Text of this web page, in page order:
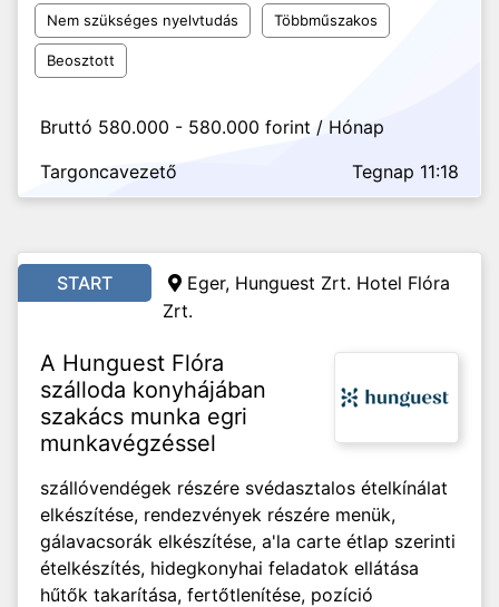
Nem szükséges nyelvtudás Többműszakos
Beosztott
Bruttó 580.000 - 580.000 forint / Hónap
Targoncavezető
Tegnap 11:18
START
Eger, Hunguest Zrt. Hotel Flóra
Zrt.
A Hunguest Flóra
szálloda konyhájában
szakács munka egri
munkavégzéssel
szállóvendégek részére svédasztalos ételkínálat
elkészítése, rendezvények részére menük,
gálavacsorák elkészítése, a'la carte étlap szerinti
ételkészítés, hidegkonyhai feladatok ellátása
hűtők takarítása, fertőtlenítése, pozíció